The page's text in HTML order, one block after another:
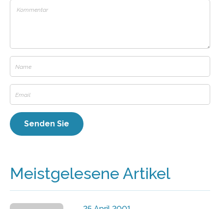
Meistgelesene Artikel